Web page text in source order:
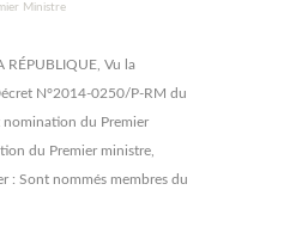
Ministre
RÉPUBLIQUE, Vu la
N°2014-0250/P-RM du
du Premier
du Premier ministre,
: Sont nommés membres du